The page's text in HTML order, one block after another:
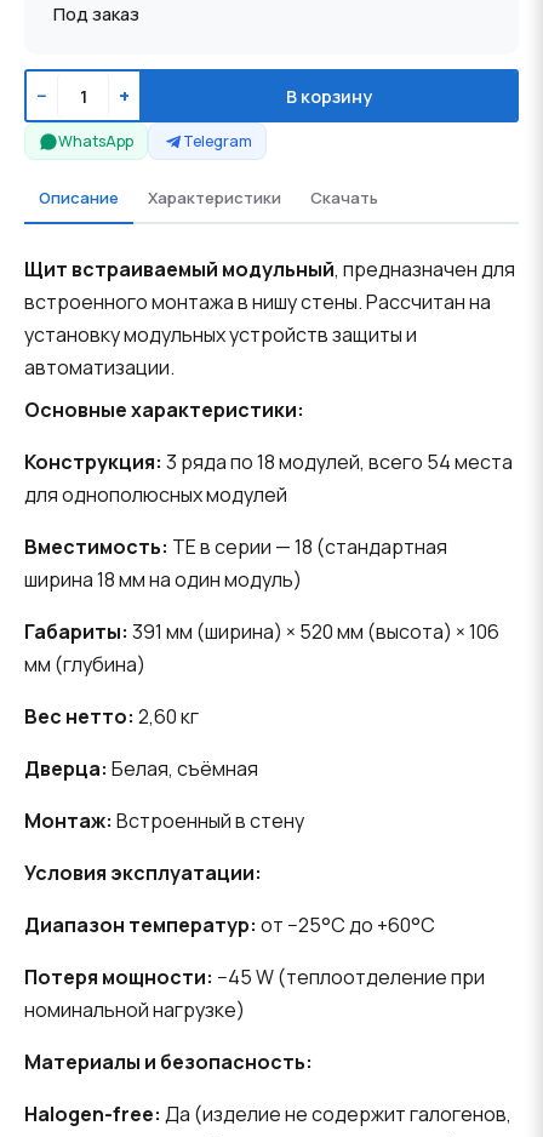
Под заказ
− + В корзину
WhatsApp Telegram
Описание Характеристики Скачать
Щит встраиваемый модульный, предназначен для
встроенного монтажа в нишу стены. Рассчитан на
установку модульных устройств защиты и
автоматизации.
Основные характеристики:
Конструкция: 3 ряда по 18 модулей, всего 54 места
для однополюсных модулей
Вместимость: TE в серии — 18 (стандартная
ширина 18 мм на один модуль)
Габариты: 391 мм (ширина) × 520 мм (высота) × 106
мм (глубина)
Вес нетто: 2,60 кг
Дверца: Белая, съёмная
Монтаж: Встроенный в стену
Условия эксплуатации:
Диапазон температур: от −25°C до +60°C
Потеря мощности: −45 W (теплоотделение при
номинальной нагрузке)
Материалы и безопасность:
Halogen-free: Да (изделие не содержит галогенов,